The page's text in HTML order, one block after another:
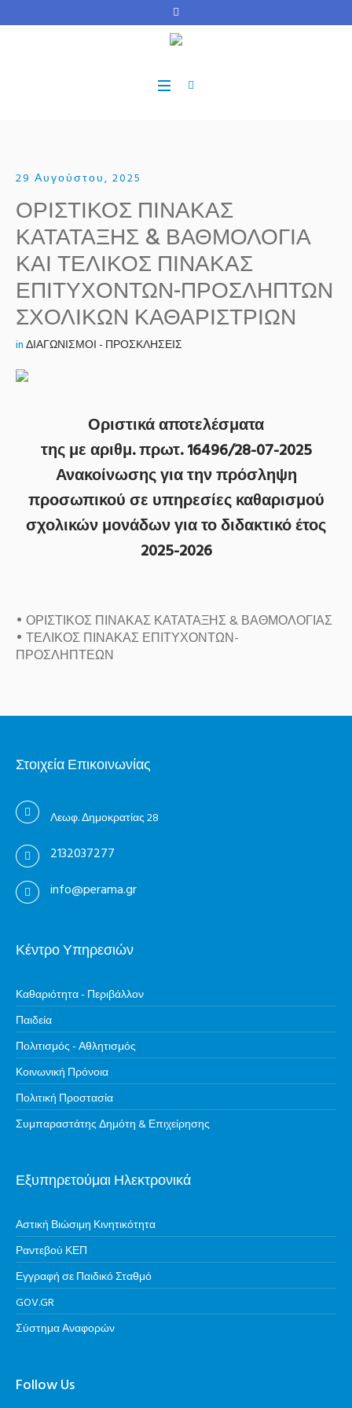
29 Αυγούστου, 2025
ΟΡΙΣΤΙΚΟΣ ΠΙΝΑΚΑΣ
ΚΑΤΑΤΑΞΗΣ & ΒΑΘΜΟΛΟΓΙΑ
ΚΑΙ ΤΕΛΙΚΟΣ ΠΙΝΑΚΑΣ
ΕΠΙΤΥΧΟΝΤΩΝ-ΠΡΟΣΛΗΠΤΩΝ
ΣΧΟΛΙΚΩΝ ΚΑΘΑΡΙΣΤΡΙΩΝ
inΔΙΑΓΩΝΙΣΜΟΙ - ΠΡΟΣΚΛΗΣΕΙΣ
Οριστικά αποτελέσματα
της με αριθμ. πρωτ. 16496/28-07-2025
Ανακοίνωσης για την πρόσληψη
προσωπικού σε υπηρεσίες καθαρισμού
σχολικών μονάδων για το διδακτικό έτος
2025-2026
• ΟΡΙΣΤΙΚΟΣ ΠΙΝΑΚΑΣ ΚΑΤΑΤΑΞΗΣ & ΒΑΘΜΟΛΟΓΙΑΣ
• ΤΕΛΙΚΟΣ ΠΙΝΑΚΑΣ ΕΠΙΤΥΧΟΝΤΩΝ-
ΠΡΟΣΛΗΠΤΕΩΝ
Στοιχεία Επικοινωνίας
Λεωφ. Δημοκρατίας 28
2132037277
info@perama.gr
Κέντρο Υπηρεσιών
Καθαριότητα - Περιβάλλον
Παιδεία
Πολιτισμός - Αθλητισμός
Κοινωνική Πρόνοια
Πολιτική Προστασία
Συμπαραστάτης Δημότη & Επιχείρησης
Εξυπηρετούμαι Ηλεκτρονικά
Αστική Βιώσιμη Κινητικότητα
Ραντεβού ΚΕΠ
Εγγραφή σε Παιδικό Σταθμό
GOV.GR
Σύστημα Αναφορών
Follow Us